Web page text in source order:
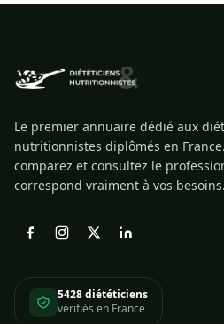
Le premier annuaire dédié aux
nutritionnistes diplômés en
comparez et consultez le
correspond vraiment à vos besoins.
5428 diététiciens
vérifiés en France